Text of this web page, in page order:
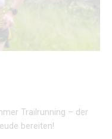
Trailrunning – der
bereiten!